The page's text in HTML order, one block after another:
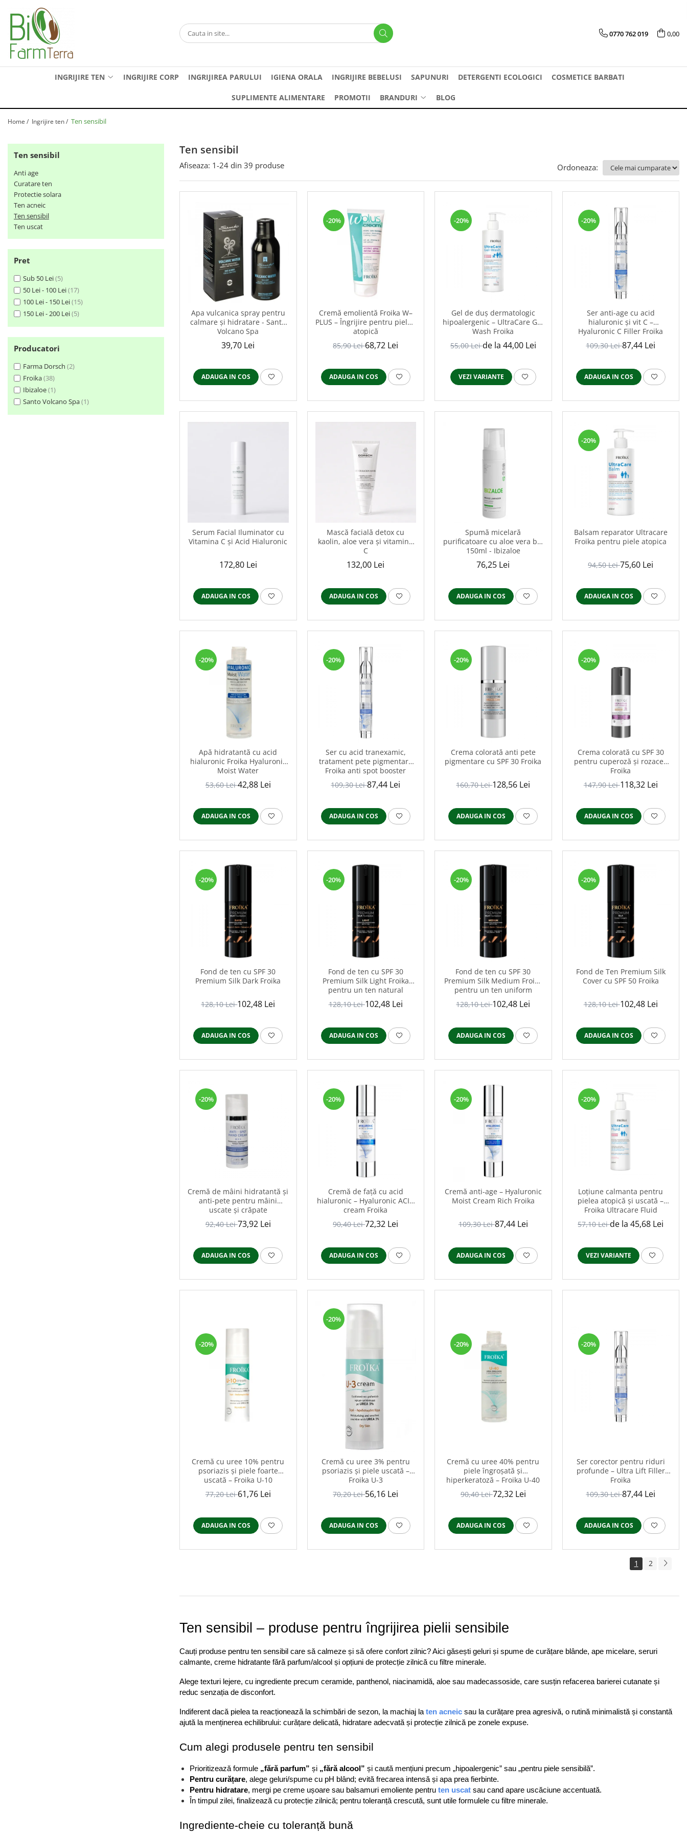
Ingrijire ten
Anti age
Ten sensibil
Branduri
Farma Dorsch
Olive Spa
Zuccari
0770 762 019 0,00
INGRIJIRE TEN INGRIJIRE CORP INGRIJIREA PARULUI IGIENA ORALA INGRIJIRE BEBELUSI SAPUNURI DETERGENTI ECOLOGICI COSMETICE BARBATI
SUPLIMENTE ALIMENTARE PROMOTII BRANDURI BLOG
Home / Ingrijire ten / Ten sensibil
Ten sensibil
Ten sensibil
Anti age
Curatare ten
Protectie solara
Ten acneic
Ten sensibil
Ten uscat
Pret
Sub 50 Lei(5)
50 Lei - 100 Lei(17)
100 Lei - 150 Lei(15)
150 Lei - 200 Lei(5)
Producatori
Farma Dorsch (2)
Froika(38)
Ibizaloe(1)
Santo Volcano Spa(1)
Afiseaza: 1-24 din 39 produse Ordoneaza:
Apa vulcanica spray pentru
calmare și hidratare - Santo
Volcano Spa
39,70 Lei
ADAUGA IN COS
-20%
Cremă emolientă Froika W–
PLUS – Îngrijire pentru pielea
atopică
85,90 Lei68,72 Lei
ADAUGA IN COS
-20%
Gel de duș dermatologic
hipoalergenic – UltraCare Gel
Wash Froika
55,00 Leide la 44,00 Lei
VEZI VARIANTE
-20%
Ser anti-age cu acid
hialuronic și vit C –
Hyaluronic C Filler Froika
109,30 Lei87,44 Lei
ADAUGA IN COS
Serum Facial Iluminator cu
Vitamina C și Acid Hialuronic
172,80 Lei
ADAUGA IN COS
Mască facială detox cu
kaolin, aloe vera și vitamina
C
132,00 Lei
ADAUGA IN COS
Spumă micelară
purificatoare cu aloe vera bio
150ml - Ibizaloe
76,25 Lei
ADAUGA IN COS
-20%
Balsam reparatοr Ultracare
Froika pentru piele atopica
94,50 Lei75,60 Lei
ADAUGA IN COS
-20%
Apă hidratantă cu acid
hialuronic Froika Hyaluronic
Moist Water
53,60 Lei42,88 Lei
ADAUGA IN COS
-20%
Ser cu acid tranexamic,
tratament pete pigmentare
Froika anti spot booster
109,30 Lei87,44 Lei
ADAUGA IN COS
-20%
Crema colorată anti pete
pigmentare cu SPF 30 Froika
160,70 Lei128,56 Lei
ADAUGA IN COS
-20%
Crema colorată cu SPF 30
pentru cuperoză și rozacee
Froika
147,90 Lei118,32 Lei
ADAUGA IN COS
-20%
Fond de ten cu SPF 30
Premium Silk Dark Froika
128,10 Lei102,48 Lei
ADAUGA IN COS
-20%
Fond de ten cu SPF 30
Premium Silk Light Froika
pentru un ten natural
128,10 Lei102,48 Lei
ADAUGA IN COS
-20%
Fond de ten cu SPF 30
Premium Silk Medium Froika
pentru un ten uniform
128,10 Lei102,48 Lei
ADAUGA IN COS
-20%
Fond de Ten Premium Silk
Cover cu SPF 50 Froika
128,10 Lei102,48 Lei
ADAUGA IN COS
-20%
Cremă de mâini hidratantă și
anti-pete pentru mâini
uscate și crăpate
92,40 Lei73,92 Lei
ADAUGA IN COS
-20%
Cremă de față cu acid
hialuronic – Hyaluronic ACID
cream Froika
90,40 Lei72,32 Lei
ADAUGA IN COS
-20%
Cremă anti-age – Hyaluronic
Moist Cream Rich Froika
109,30 Lei87,44 Lei
ADAUGA IN COS
-20%
Loțiune calmanta pentru
pielea atopică și uscată –
Froika Ultracare Fluid
57,10 Leide la 45,68 Lei
VEZI VARIANTE
-20%
Cremă cu uree 10% pentru
psoriazis și piele foarte
uscată – Froika U-10
77,20 Lei61,76 Lei
ADAUGA IN COS
-20%
Cremă cu uree 3% pentru
psoriazis și piele uscată –
Froika U-3
70,20 Lei56,16 Lei
ADAUGA IN COS
-20%
Cremă cu uree 40% pentru
piele îngroșată și
hiperkeratoză – Froika U-40
90,40 Lei72,32 Lei
ADAUGA IN COS
-20%
Ser corector pentru riduri
profunde – Ultra Lift Filler
Froika
109,30 Lei87,44 Lei
ADAUGA IN COS
1 2
Ten sensibil – produse pentru îngrijirea pielii sensibile
Cauți produse pentru ten sensibil care să calmeze și să ofere confort zilnic? Aici găsești geluri și spume de curățare blânde, ape micelare, seruri
calmante, creme hidratante fără parfum/alcool și opțiuni de protecție zilnică cu filtre minerale.
Alege texturi lejere, cu ingrediente precum ceramide, panthenol, niacinamidă, aloe sau madecassoside, care susțin refacerea barierei cutanate și
reduc senzația de disconfort.
Indiferent dacă pielea ta reacționează la schimbări de sezon, la machiaj la ten acneic sau la curățare prea agresivă, o rutină minimalistă și constantă
ajută la menținerea echilibrului: curățare delicată, hidratare adecvată și protecție zilnică pe zonele expuse.
Cum alegi produsele pentru ten sensibil
Prioritizează formule „fără parfum” și „fără alcool” și caută mențiuni precum „hipoalergenic” sau „pentru piele sensibilă”.
Pentru curățare, alege geluri/spume cu pH blând; evită frecarea intensă și apa prea fierbinte.
Pentru hidratare, mergi pe creme ușoare sau balsamuri emoliente pentru ten uscat sau cand apare uscăciune accentuată.
În timpul zilei, finalizează cu protecție zilnică; pentru toleranță crescută, sunt utile formulele cu filtre minerale.
Ingrediente-cheie cu toleranță bună